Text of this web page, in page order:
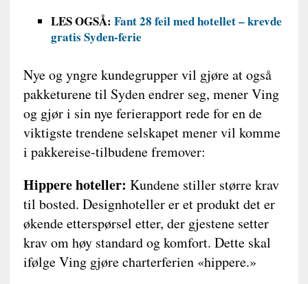
LES OGSÅ: Fant 28 feil med hotellet – krevde
gratis Syden-ferie
Nye og yngre kundegrupper vil gjøre at også
pakketurene til Syden endrer seg, mener Ving
og gjør i sin nye ferierapport rede for en de
viktigste trendene selskapet mener vil komme
i pakkereise-tilbudene fremover:
Hippere hoteller: Kundene stiller større krav
til bosted. Designhoteller er et produkt det er
økende etterspørsel etter, der gjestene setter
krav om høy standard og komfort. Dette skal
ifølge Ving gjøre charterferien «hippere.»